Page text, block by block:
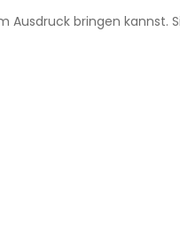
bringen kannst.